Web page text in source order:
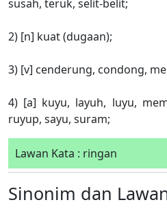
susah, teruk, selit-belit;
2) [n] kuat (dugaan);
3) [v] cenderung, condong,
4) [a] kuyu, layuh, luyu,
ruyup, sayu, suram;
Lawan Kata : ringan
Sinonim dan